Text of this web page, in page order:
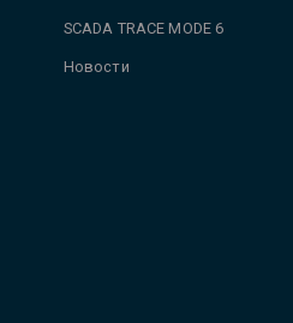
SCADA TRACE MODE 6
Новости